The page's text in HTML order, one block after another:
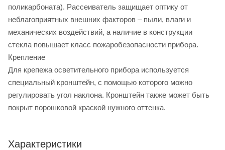
поликарбоната). Рассеиватель защищает оптику от
неблагоприятных внешних факторов – пыли, влаги и
механических воздействий, а наличие в конструкции
стекла повышает класс пожаробезопасности прибора.
Крепление
Для крепежа осветительного прибора используется
специальный кронштейн, с помощью которого можно
регулировать угол наклона. Кронштейн также может быть
покрыт порошковой краской нужного оттенка.
Характеристики